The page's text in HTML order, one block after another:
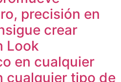
precisión en
crear
Look
en cualquier
cualquier tipo de